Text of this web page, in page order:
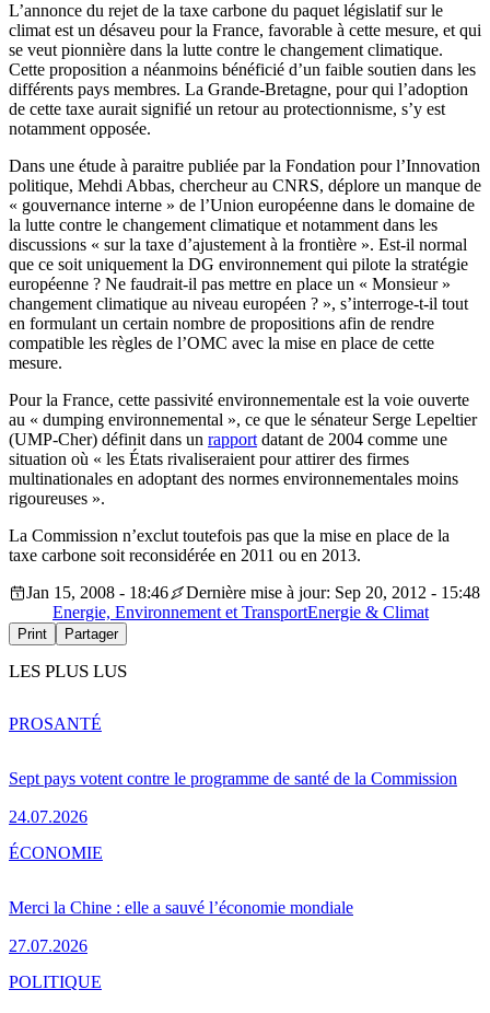
L’annonce du rejet de la taxe carbone du paquet législatif sur le
climat est un désaveu pour la France, favorable à cette mesure, et qui
se veut pionnière dans la lutte contre le changement climatique.
Cette proposition a néanmoins bénéficié d’un faible soutien dans les
différents pays membres. La Grande-Bretagne, pour qui l’adoption
de cette taxe aurait signifié un retour au protectionnisme, s’y est
notamment opposée.
Dans une étude à paraitre publiée par la Fondation pour l’Innovation
politique, Mehdi Abbas, chercheur au CNRS, déplore un manque de
« gouvernance interne » de l’Union européenne dans le domaine de
la lutte contre le changement climatique et notamment dans les
discussions « sur la taxe d’ajustement à la frontière ». Est-il normal
que ce soit uniquement la DG environnement qui pilote la stratégie
européenne ? Ne faudrait-il pas mettre en place un « Monsieur »
changement climatique au niveau européen ? », s’interroge-t-il tout
en formulant un certain nombre de propositions afin de rendre
compatible les règles de l’OMC avec la mise en place de cette
mesure.
Pour la France, cette passivité environnementale est la voie ouverte
au « dumping environnemental », ce que le sénateur Serge Lepeltier
(UMP-Cher) définit dans un rapport datant de 2004 comme une
situation où « les États rivaliseraient pour attirer des firmes
multinationales en adoptant des normes environnementales moins
rigoureuses ».
La Commission n’exclut toutefois pas que la mise en place de la
taxe carbone soit reconsidérée en 2011 ou en 2013.
Jan 15, 2008 - 18:46
Dernière mise à jour: Sep 20, 2012 - 15:48
Energie, Environnement et TransportEnergie & Climat
Print Partager
LES PLUS LUS
Sept pays votent contre le programme de santé de la Commission
24.07.2026
PROSANTÉ
Merci la Chine : elle a sauvé l’économie mondiale
27.07.2026
ÉCONOMIE
POLITIQUE